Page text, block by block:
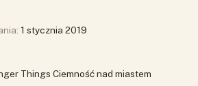
1 stycznia 2019
Things Ciemność nad miastem